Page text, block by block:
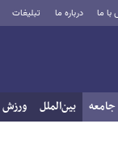
با ما درباره ما تبلیغات
جامعه بین‌الملل ورزش